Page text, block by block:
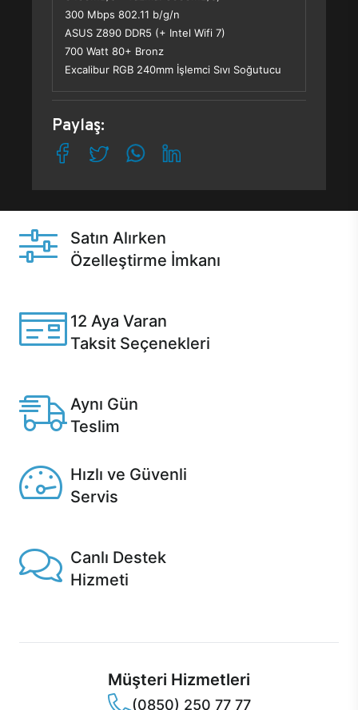
300 Mbps 802.11 b/g/n
ASUS Z890 DDR5 (+ Intel Wifi 7)
700 Watt 80+ Bronz
Excalibur RGB 240mm İşlemci Sıvı Soğutucu
Paylaş:
Satın Alırken
Özelleştirme İmkanı
12 Aya Varan
Taksit Seçenekleri
Aynı Gün
Teslim
Hızlı ve Güvenli
Servis
Canlı Destek
Hizmeti
Müşteri Hizmetleri
(0850) 250 77 77